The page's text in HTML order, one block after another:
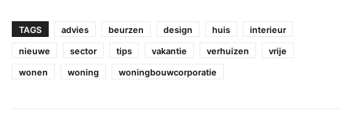
TAGS advies beurzen design huis
interieur
nieuwe
sector tips vakantie verhuizen
vrije
wonen
woning woningbouwcorporatie